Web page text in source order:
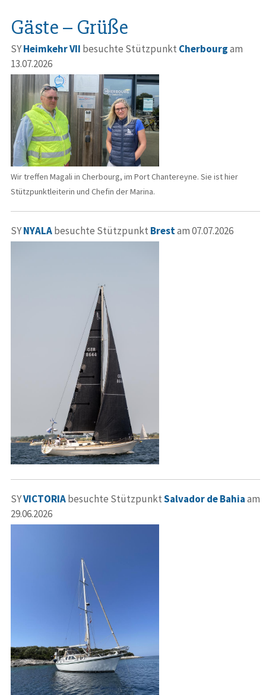
Gäste – Grüße
SYHeimkehr VII besuchte Stützpunkt Cherbourgam
13.07.2026
Wir treffen Magali in Cherbourg, im Port Chantereyne. Sie ist hier
Stützpunktleiterin und Chefin der Marina.
SYNYALAbesuchte Stützpunkt Brestam 07.07.2026
SYVICTORIAbesuchte StützpunktSalvador de Bahiaam
29.06.2026